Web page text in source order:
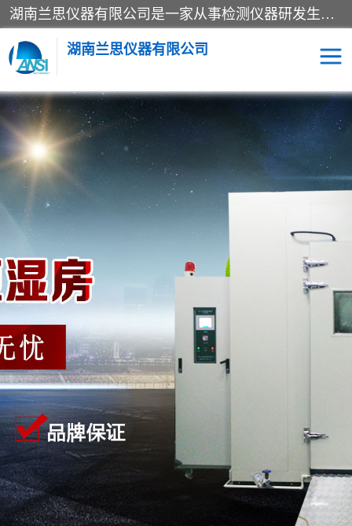
湖南兰思仪器有限公司是一家从事检测仪器研发生产销售和维修保养服务的综合型企业，产品符合国际标准可按需定制专业售前售后工程师，主要有门窗性能体验箱、门窗隔音展示箱、恒温恒湿试验箱、步入式恒温恒湿房、高低温试验箱、老化试验箱、老化试验房、恒温恒湿培养箱、水泥标准养护试验箱、电热鼓风干燥试验箱、真空干燥箱、工业烤箱、盐雾腐蚀试验箱等。
湖南兰思仪器有限公司
老化房 恒温恒湿试验箱
工业烘箱 门窗体验箱